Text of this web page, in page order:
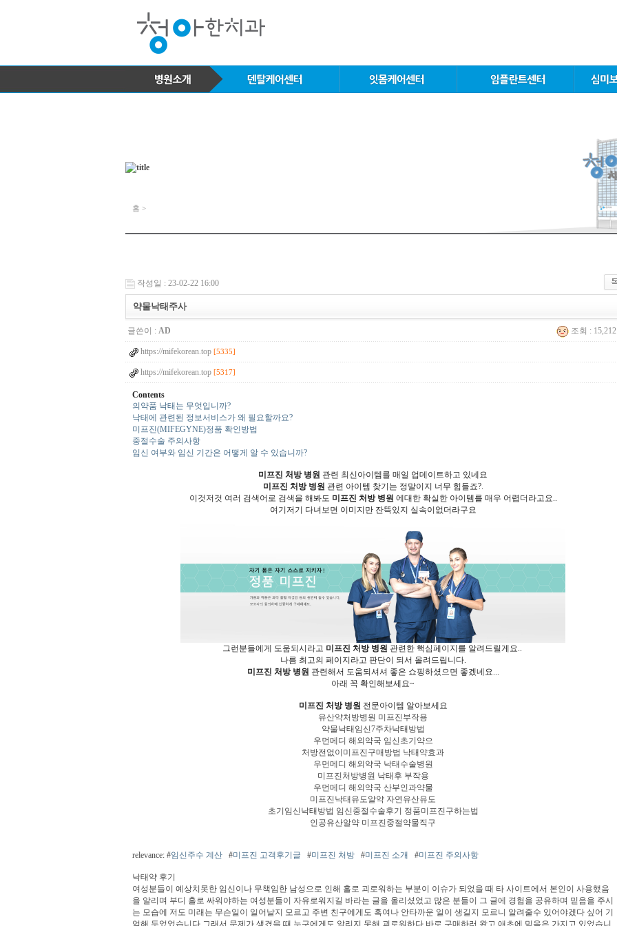
홈 >
작성일 : 23-02-22 16:00
약물낙태주사
글쓴이 : AD 조회 :
https://mifekorean.top [5335]
https://mifekorean.top [5317]
Contents
의약품 낙태는 무엇입니까?
낙태에 관련된 정보서비스가 왜 필요할까요?
미프진(MIFEGYNE)정품 확인방법
중절수술 주의사항
임신 여부와 임신 기간은 어떻게 알 수 있습니까?
미프진 처방 병원 관련 최신아이템를 매일 업데이트하고 있네요
미프진 처방 병원 관련 아이템 찾기는 정말이지 너무 힘들죠?.
이것저것 여러 검색어로 검색을 해봐도 미프진 처방 병원 에대한 확실한 아이템를 매우 어렵더라고요..
여기저기 다녀보면 이미지만 잔뜩있지 실속이없더라구요
그런분들에게 도움되시라고 미프진 처방 병원 관련한 핵심페이지를 알려드릴게요..
나름 최고의 페이지라고 판단이 되서 올려드립니다.
미프진 처방 병원 관련해서 도움되셔셔 좋은 쇼핑하셨으면 좋겠네요...
아래 꼭 확인해보세요~
미프진 처방 병원 전문아이템 알아보세요
유산약처방병원 미프진부작용
약물낙태임신7주차낙태방법
우먼메디 해외약국 임신초기약으
처방전없이미프진구매방법 낙태약효과
우먼메디 해외약국 낙태수술병원
미프진처방병원 낙태후 부작용
우먼메디 해외약국 산부인과약물
미프진낙태유도알약 자연유산유도
초기임신낙태방법 임신중절수술후기 정품미프진구하는법
인공유산알약 미프진중절약물직구
relevance: #임신주수 계산 #미프진 고객후기글 #미프진 처방 #미프진 소개 #미프진 주의사항
낙태약 후기
여성분들이 예상치못한 임신이나 무책임한 남성으로 인해 홀로 괴로워하는 부분이 이슈가 되었을 때 타 사이트에서 본인이 사용했음
을 알리며 부디 홀로 싸워야하는 여성분들이 자유로워지길 바라는 글을 올리셨었고 많은 분들이 그 글에 경험을 공유하며 믿음을 주시
는 모습에 저도 미래는 무슨일이 일어날지 모르고 주변 친구에게도 혹여나 안타까운 일이 생길지 모르니 알려줄수 있어야겠다 싶어 기